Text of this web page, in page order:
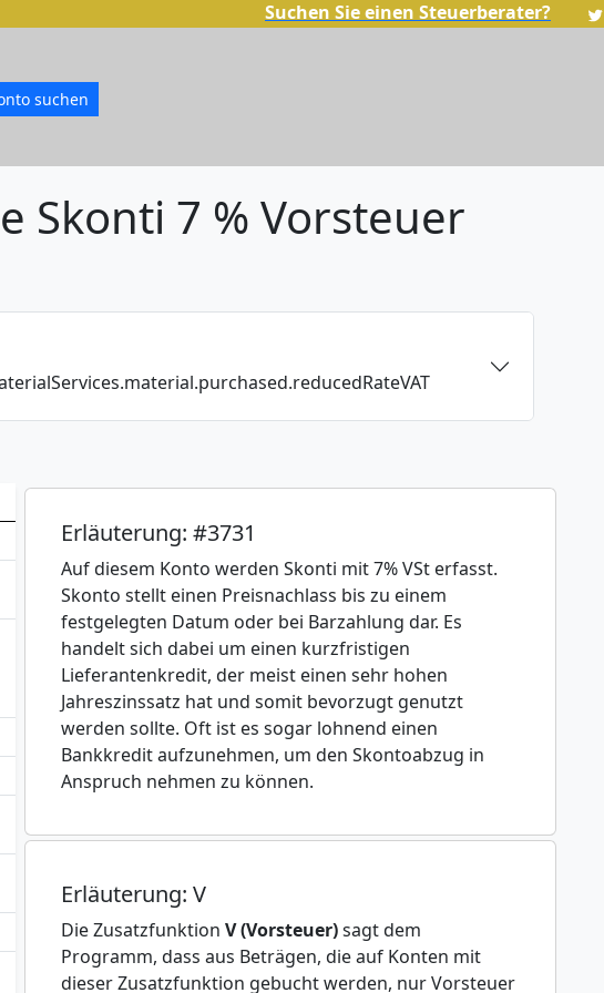
Suchen Sie einen Steuerberater?
Skonti 7 % Vorsteuer
Erläuterung: #3731
Auf diesem Konto werden Skonti mit 7% VSt erfasst.
Skonto stellt einen Preisnachlass bis zu einem
festgelegten Datum oder bei Barzahlung dar. Es
handelt sich dabei um einen kurzfristigen
Lieferantenkredit, der meist einen sehr hohen
Jahreszinssatz hat und somit bevorzugt genutzt
werden sollte. Oft ist es sogar lohnend einen
Bankkredit aufzunehmen, um den Skontoabzug in
Anspruch nehmen zu können.
Erläuterung: V
Die Zusatzfunktion V (Vorsteuer)sagt dem
Programm, dass aus Beträgen, die auf Konten mit
dieser Zusatzfunktion gebucht werden, nur Vorsteuer